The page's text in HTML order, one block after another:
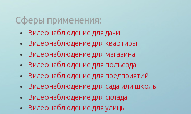
Сферы применения:
Видеонаблюдение для дачи
Видеонаблюдение для квартиры
Видеонаблюдение для магазина
Видеонаблюдение для подъезда
Видеонаблюдение для предприятий
Видеонаблюдение для сада или школы
Видеонаблюдение для склада
Видеонаблюдение для улицы